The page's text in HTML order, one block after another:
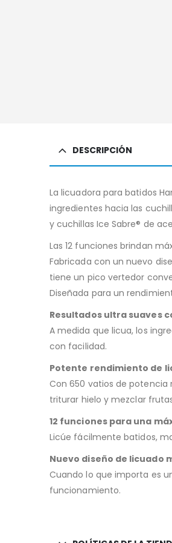
DESCRIPCIÓN
La licuadora para batidos
ingredientes hacia las
y cuchillas Ice Sabre® de
Las 12 funciones brindan
Fabricada con un nuevo
tiene un pico vertedor
Diseñada para un
Resultados ultra suaves
A medida que licua, los
con facilidad.
Potente rendimiento de
Con 650 vatios de potencia
triturar hielo y mezclar
12 funciones para una
Licúe fácilmente batidos,
Nuevo diseño de licuado
Cuando lo que importa es
funcionamiento.